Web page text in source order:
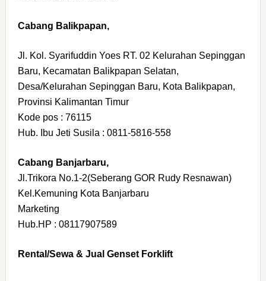
Cabang Balikpapan,
Jl. Kol. Syarifuddin Yoes RT. 02 Kelurahan Sepinggan
Baru, Kecamatan Balikpapan Selatan,
Desa/Kelurahan Sepinggan Baru, Kota Balikpapan,
Provinsi Kalimantan Timur
Kode pos : 76115
Hub. Ibu Jeti Susila : 0811-5816-558
Cabang Banjarbaru,
Jl.Trikora No.1-2(Seberang GOR Rudy Resnawan)
Kel.Kemuning Kota Banjarbaru
Marketing
Hub.HP : 08117907589
Rental/Sewa & Jual Genset Forklift